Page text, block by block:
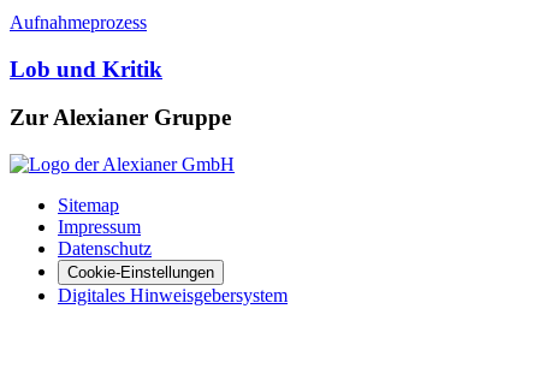
Aufnahmeprozess
Lob und Kritik
Zur Alexianer Gruppe
Sitemap
Impressum
Datenschutz
Cookie-Einstellungen
Digitales Hinweisgebersystem